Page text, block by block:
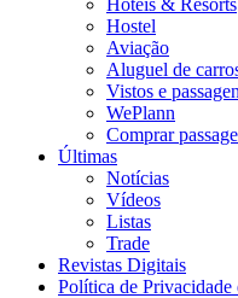
Hotéis & Resorts
Hostel
Aviação
Aluguel de
Vistos e
WePlann
Comprar
Últimas
Notícias
Vídeos
Listas
Trade
Revistas Digitais
Política de Privacidade